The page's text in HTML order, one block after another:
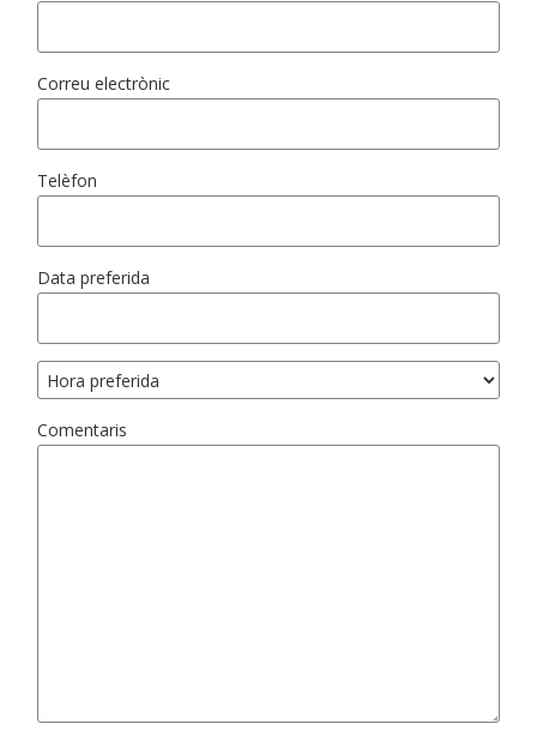
Correu electrònic
Telèfon
Data preferida
Comentaris